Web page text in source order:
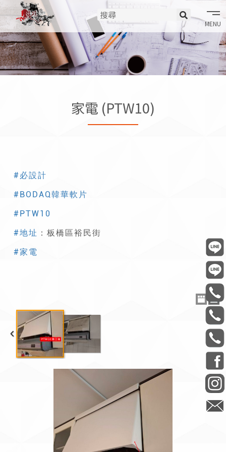
家電 (PTW10)
#必設計
#BODAQ韓華軟片
#PTW10
#地址 ：板橋區裕民街
#家電